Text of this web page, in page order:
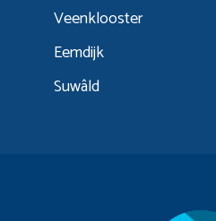
Veenklooster
Eemdijk
Suwâld